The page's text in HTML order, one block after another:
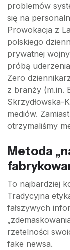
problemów
się na
Prowokacja z
polskiego
prywatnej
próbą
Zero
z branży (m.in.
Skrzydłowska-
mediów.
otrzymaliśmy
Metoda
To najbardziej
Tradycyjna
fałszywych
rzetelności
fake newsa.